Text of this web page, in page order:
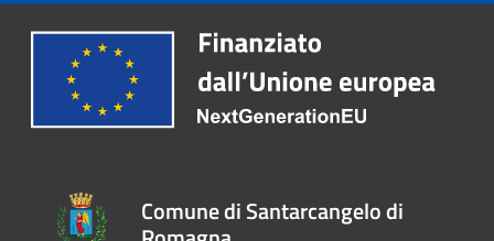
Comune di Santarcangelo di